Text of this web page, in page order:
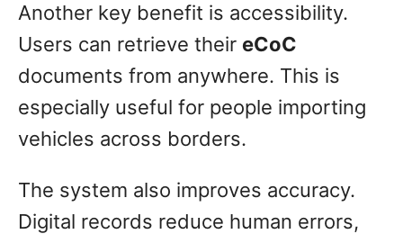
Another key benefit is accessibility.
Users can retrieve their eCoC
documents from anywhere. This is
especially useful for people importing
vehicles across borders.
The system also improves accuracy.
Digital records reduce human errors,